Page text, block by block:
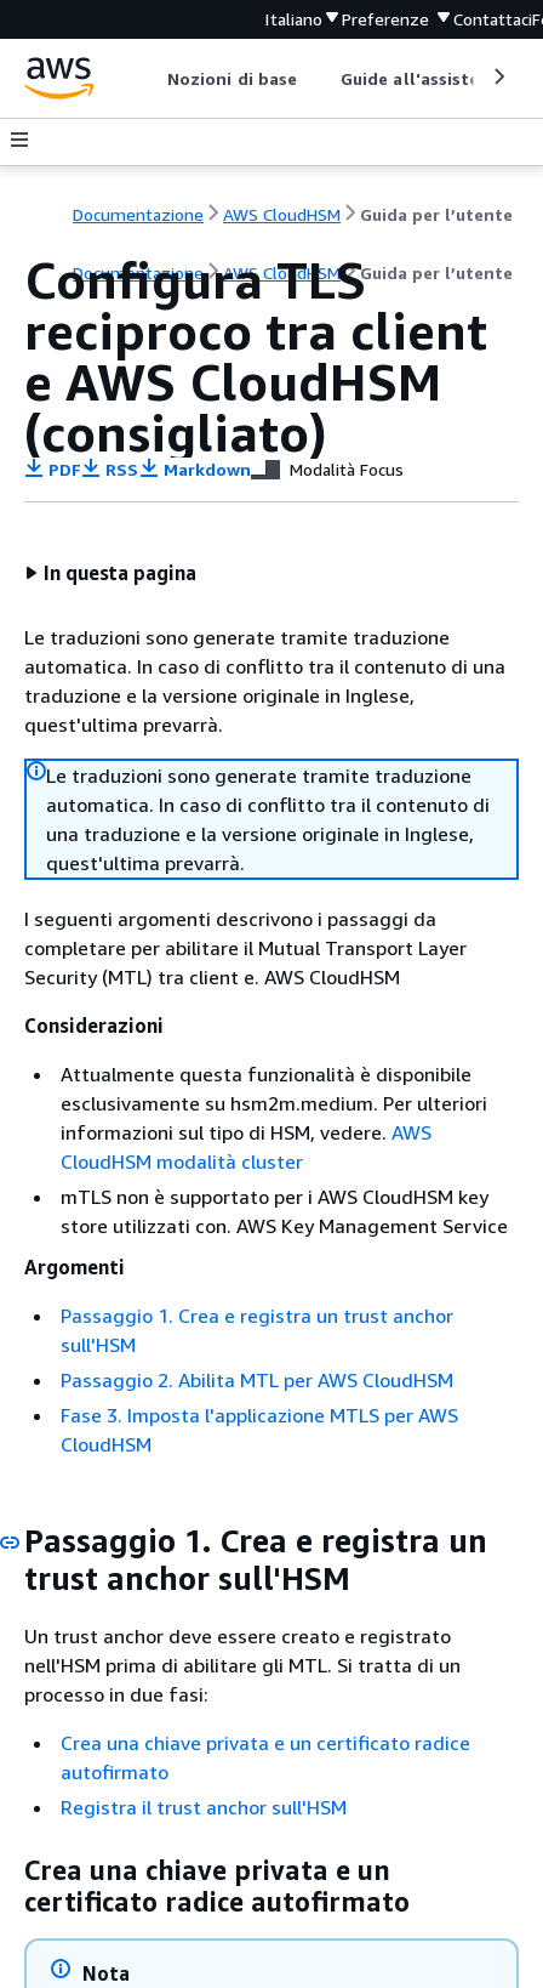
Italiano Preferenze Contattaci
Nozioni di base Guide all'assistenza
Documentazione AWS CloudHSM Guida per l’utente
Documentazione AWS CloudHSM Guida per l’utente
Configura TLS
reciproco tra client
e AWS CloudHSM
(consigliato)
PDF RSS Markdown Modalità Focus
In questa pagina
Le traduzioni sono generate tramite traduzione
automatica. In caso di conflitto tra il contenuto di una
traduzione e la versione originale in Inglese,
quest'ultima prevarrà.
Le traduzioni sono generate tramite traduzione
automatica. In caso di conflitto tra il contenuto di
una traduzione e la versione originale in Inglese,
quest'ultima prevarrà.
I seguenti argomenti descrivono i passaggi da
completare per abilitare il Mutual Transport Layer
Security (MTL) tra client e. AWS CloudHSM
Considerazioni
Attualmente questa funzionalità è disponibile
esclusivamente su hsm2m.medium. Per ulteriori
informazioni sul tipo di HSM, vedere. AWS
CloudHSM modalità cluster
mTLS non è supportato per i AWS CloudHSM key
store utilizzati con. AWS Key Management Service
Argomenti
Passaggio 1. Crea e registra un trust anchor
sull'HSM
Passaggio 2. Abilita MTL per AWS CloudHSM
Fase 3. Imposta l'applicazione MTLS per AWS
CloudHSM
Passaggio 1. Crea e registra un
trust anchor sull'HSM
Un trust anchor deve essere creato e registrato
nell'HSM prima di abilitare gli MTL. Si tratta di un
processo in due fasi:
Crea una chiave privata e un certificato radice
autofirmato
Registra il trust anchor sull'HSM
Crea una chiave privata e un
certificato radice autofirmato
Nota